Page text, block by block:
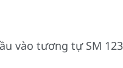
vào tương tự SM